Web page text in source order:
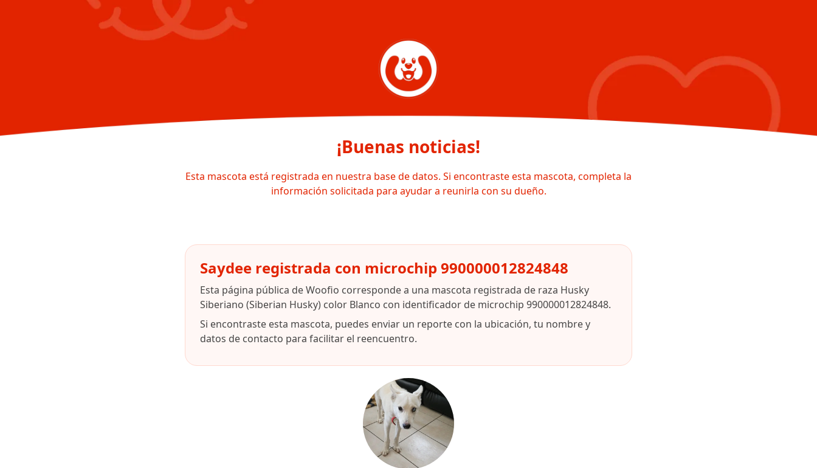
¡Buenas noticias!
Esta mascota está registrada en nuestra base de datos. Si encontraste esta mascota, completa la
información solicitada para ayudar a reunirla con su dueño.
Saydee registrada con microchip 990000012824848
Esta página pública de Woofio corresponde a una mascota registrada de raza Husky
Siberiano (Siberian Husky) color Blanco con identificador de microchip 990000012824848.
Si encontraste esta mascota, puedes enviar un reporte con la ubicación, tu nombre y
datos de contacto para facilitar el reencuentro.